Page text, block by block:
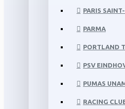
PARIS
PARMA
PORTLAND
PSV
PUMAS
RACING